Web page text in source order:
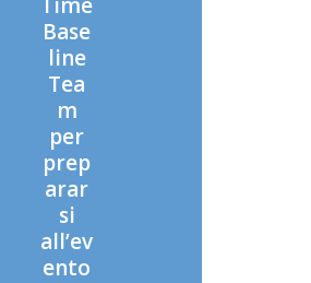
Base
line
Tea
m
per
prep
arar
si
all’ev
ento